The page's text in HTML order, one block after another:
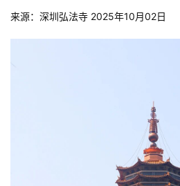
来源：深圳弘法寺 2025年10月02日